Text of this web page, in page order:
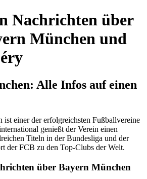
Nachrichten über
München und
Alle Infos auf einen
einer der erfolgreichsten Fußballvereine
genießt der Verein einen
Titeln in der Bundesliga und der
der FCB zu den Top-Clubs der Welt.
über Bayern München